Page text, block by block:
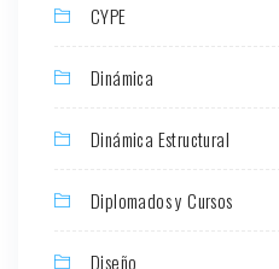
CYPE
Dinámica
Dinámica Estructural
Diplomados y Cursos
Diseño